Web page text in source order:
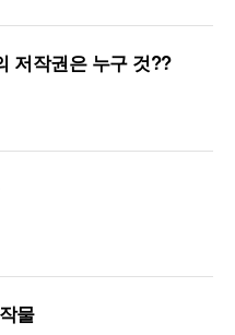
저작권은 누구 것??
물